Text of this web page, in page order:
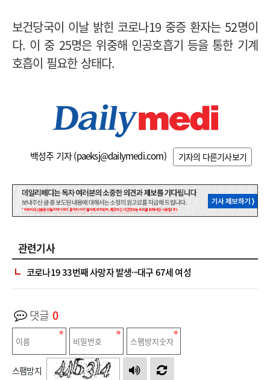
보건당국이 이날 밝힌 코로나19 중증 환자는 52명이
다. 이 중 25명은 위중해 인공호흡기 등을 통한 기계
호흡이 필요한 상태다.
백성주 기자 (paeksj@dailymedi.com) 기자의 다른기사보기
관련기사
코로나19 33번째 사망자 발생···대구 67세 여성
댓글 0
스팸방지